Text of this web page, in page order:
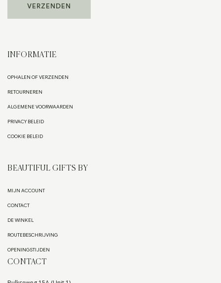
INFORMATIE
OPHALEN OF VERZENDEN
RETOURNEREN
ALGEMENE VOORWAARDEN
PRIVACY BELEID
COOKIE BELEID
BEAUTIFUL GIFTS BY
MIJN ACCOUNT
CONTACT
DE WINKEL
ROUTEBESCHRIJVING
OPENINGSTIJDEN
CONTACT